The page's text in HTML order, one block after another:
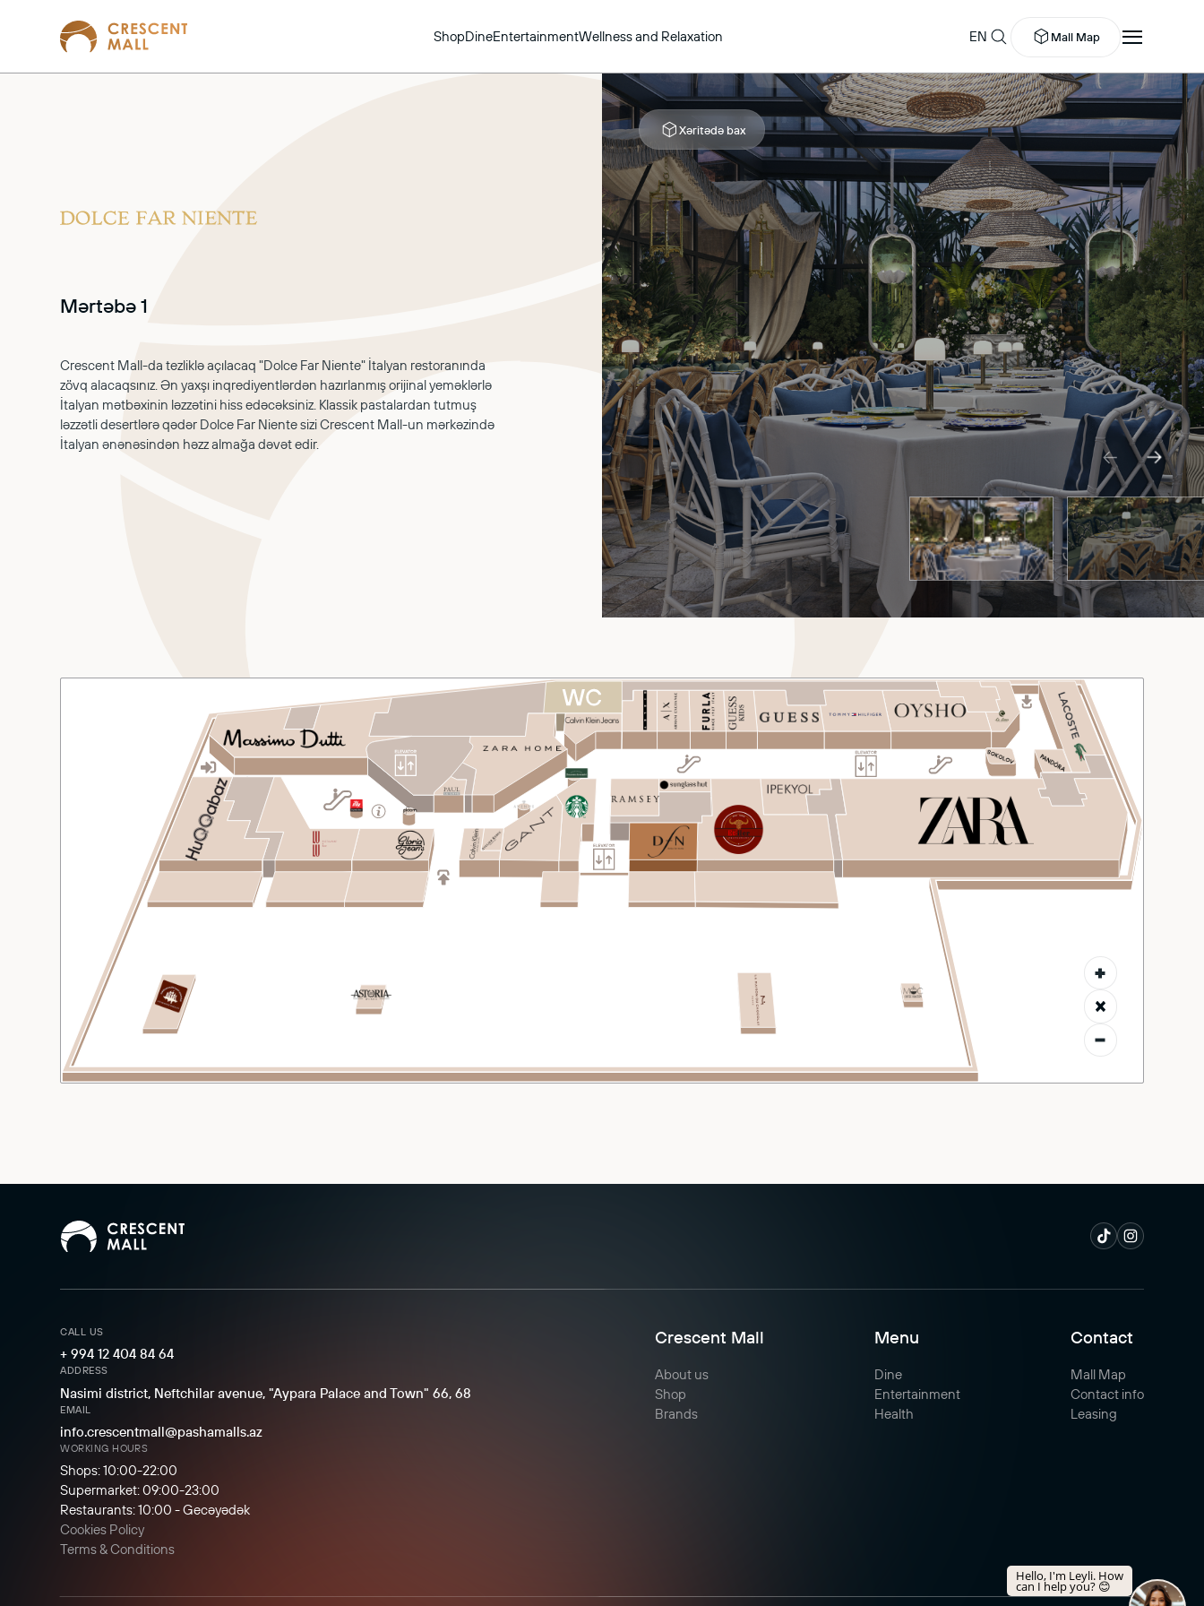
ShopDineEntertainmentWellness and Relaxation EN Mall Map
ABOUT US
CAMPAIGNS
EVENTS
LEASING
SHOP
DINE
ENTERTAINMENT
WELLNESS CENTER
MALL MAP
DIRECTIONS
CONTACT
Mərtəbə 1
Crescent Mall-da tezliklə açılacaq "Dolce Far Niente" İtalyan restoranında
zövq alacaqsınız. Ən yaxşı inqrediyentlərdən hazırlanmış orijinal yeməklərlə
İtalyan mətbəxinin ləzzətini hiss edəcəksiniz. Klassik pastalardan tutmuş
ləzzətli desertlərə qədər Dolce Far Niente sizi Crescent Mall-un mərkəzində
İtalyan ənənəsindən həzz almağa dəvət edir.
Xəritədə bax
CALL US
+ 994 12 404 84 64
ADDRESS
Nasimi district, Neftchilar avenue, "Aypara Palace and Town" 66, 68
EMAIL
info.crescentmall@pashamalls.az
WORKING HOURS
Shops: 10:00-22:00
Supermarket: 09:00-23:00
Restaurants: 10:00 - Gecəyədək
Cookies Policy
Terms & Conditions
Crescent Mall
About us
Shop
Brands
Menu
Dine
Entertainment
Health
Contact
Mall Map
Contact info
Leasing